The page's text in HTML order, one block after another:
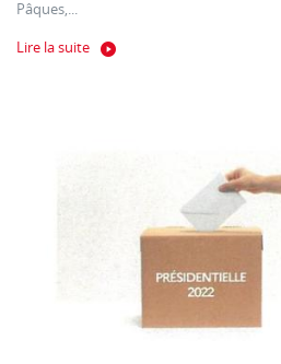
Pâques,...
Lire la suite